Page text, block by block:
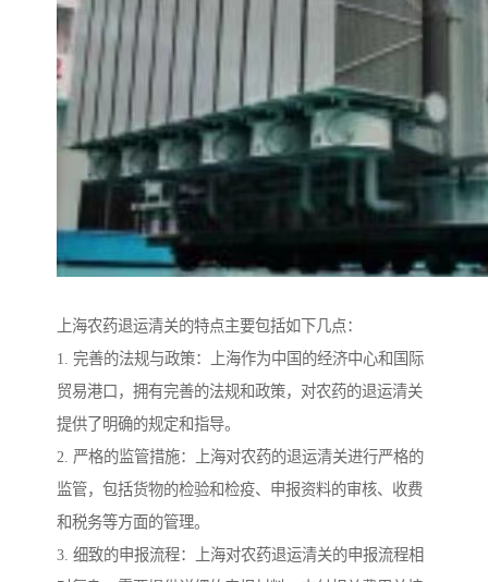
上海农药退运清关的特点主要包括如下几点：
1. 完善的法规与政策：上海作为中国的经济中心和国际
贸易港口，拥有完善的法规和政策，对农药的退运清关
提供了明确的规定和指导。
2. 严格的监管措施：上海对农药的退运清关进行严格的
监管，包括货物的检验和检疫、申报资料的审核、收费
和税务等方面的管理。
3. 细致的申报流程：上海对农药退运清关的申报流程相